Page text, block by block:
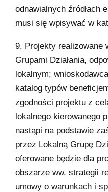
odnawialnych źródłach
musi się wpisywać w
9. Projekty realizowane
Grupami Działania,
lokalnym;
katalog typów
zgodności projektu z
lokalnego kierowanego
nastąpi na podstawie
przez Lokalną Grupę
oferowane będzie dla
obszarze ww. strategii
umowy o warunkach i